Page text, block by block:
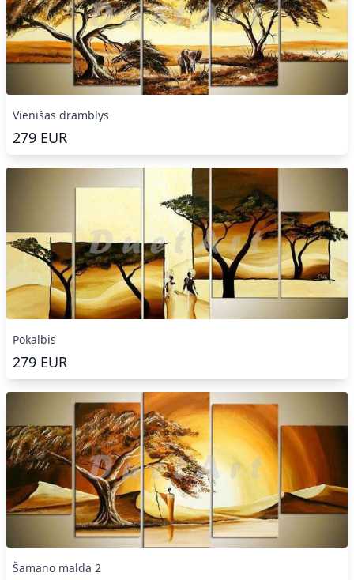
Vienišas dramblys
279 EUR
Pokalbis
279 EUR
Šamano malda 2